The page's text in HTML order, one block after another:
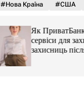
#Нова Країна #США
Як ПриватБанк
сервіси для
захисниць